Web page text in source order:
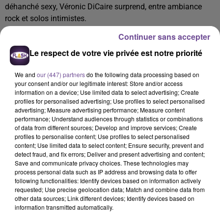
déhanché sexy, Véronic DiCaire surprend, entre ambiance
rock et solos intimistes.
Mise en scène par Josée Fortier, elle ne se contente pas
d’enchaîner les performances, elle nous touche aussi au plus
profond. Derrière l’humour, l’émotion n’est jamais loin…
Son nouveau spectacle Showgirl, un divertissement haut en
couleur dont on ressort bluffé et totalement sous le charme…
Règlement
*75 cts par sms + coût opérateur - Jeu ouvert jusqu'au
vendredi 29 mars 2024 à 19h.
Chacun des gagnants sera contacté par mail.
A LA UNE
Le respect de votre vie privée est notre priorité
We and our (447) partnersdo the following data processing based on
your consent and/or our legitimate interest: Store and/or access
information on a device; Use limited data to select advertising; Create
profiles for personalised advertising; Use profiles to select personalised
advertising; Measure advertising performance; Measure content
performance; Understand audiences through statistics or combinations
of data from different sources; Develop and improve services; Create
profiles to personalise content; Use profiles to select personalised
content; Use limited data to select content; Ensure security, prevent and
detect fraud, and fix errors; Deliver and present advertising and content;
Save and communicate privacy choices. These technologies may
process personal data such as IP address and browsing data to offer
following functionalities: Identify devices based on information actively
requested; Use precise geolocation data; Match and combine data from
other data sources; Link different devices; Identify devices based on
information transmitted automatically.
Continuer sans accepter